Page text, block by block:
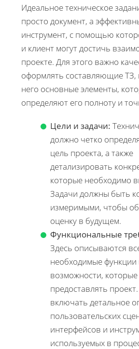
Идеальное техническое
просто документ, а
инструмент, с помощью
и клиент могут достичь
проекте. Для этого важно
оформлять составляющие ТЗ,
него основные элементы,
определяют его полноту и
Цели и задачи:
должно четко
цель проекта, а также
детализировать
которые необходимо
Задачи должны быть
измеримыми, чтобы
оценку в будущем.
Функциональные
Здесь описываются
необходимые функции
возможности,
предоставлять
включать детальное
пользовательских
интерфейсов и
используемых в